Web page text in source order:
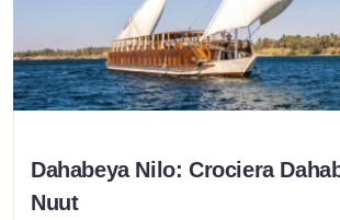
Dahabeya Nilo: Crociera
Nuut